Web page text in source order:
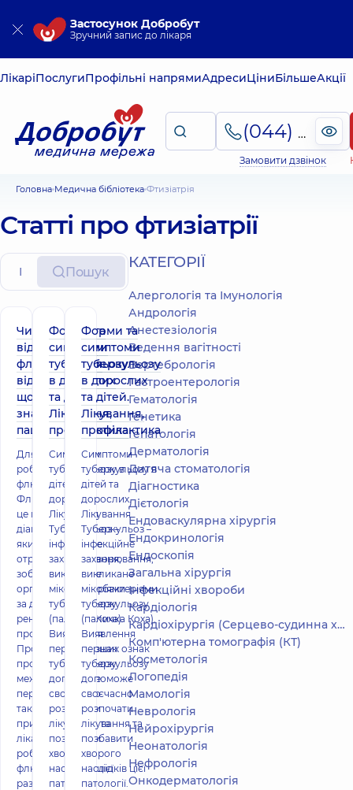
Застосунок Добробут
Зручний запис до лікаря
ЛікаріПослугиПрофільні напрямиАдресиЦіниБільшеАкції
(044) 495-2-888
Замовити дзвінок
Головна Медична бібліотека Фтизіатрія
Статті про фтизіатрії
Пошук
Чим
відрізняється
флюорографія
від рентгену:
що потрібно
знати
пацієнту
Для чого і як
роблять
флюорографію
Флюорографія –
це метод
діагностики,
який дозволяє
отримати
зображення
органів і тканин
за допомогою
рентгенівських
променів.
Процедура
проводиться в
межах планової
перевірки, а
також за
призначенням
лікаря. Навіщо
робити
флюорографію
раз на рік,
Форми та
симптоми
туберкульозу
в дорослих
та дітей.
Лікування,
профілактика
Симптоми
туберкульозу в
дітей та
дорослих.
Лікування
Туберкульоз –
інфекційне
захворювання,
викликане
мікобактеріями
туберкульозу
(паличка Коха).
Виявлення
перших ознак
туберкульозу
допоможе
своєчасно
розпочати
лікування та
позбавити
хворого
наслідків цієї
патології.
Форми та
симптоми
туберкульозу
в дорослих
та дітей.
Лікування,
профілактика
Симптоми
туберкульозу в
дітей та
дорослих.
Лікування
Туберкульоз –
інфекційне
захворювання,
викликане
мікобактеріями
туберкульозу
(паличка Коха).
Виявлення
перших ознак
туберкульозу
допоможе
своєчасно
розпочати
лікування та
позбавити
хворого
наслідків цієї
патології.
КАТЕГОРІЇ
Алергологія та Імунологія
Андрологія
Анестезіологія
Ведення вагітності
Вертебрологія
Гастроентерологія
Гематологія
Генетика
Гепатологія
Дерматологія
Дитяча стоматологія
Діагностика
Дієтологія
Ендоваскулярна хірургія
Ендокринологія
Ендоскопія
Загальна хірургія
Інфекційні хвороби
Кардіологія
Кардіохірургія (Серцево-судинна хірургія)
Комп'ютерна томографія (КТ)
Косметологія
Логопедія
Мамологія
Неврологія
Нейрохірургія
Неонатологія
Нефрологія
Онкодерматологія